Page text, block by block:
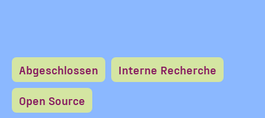
Abgeschlossen Interne Recherche
Open Source